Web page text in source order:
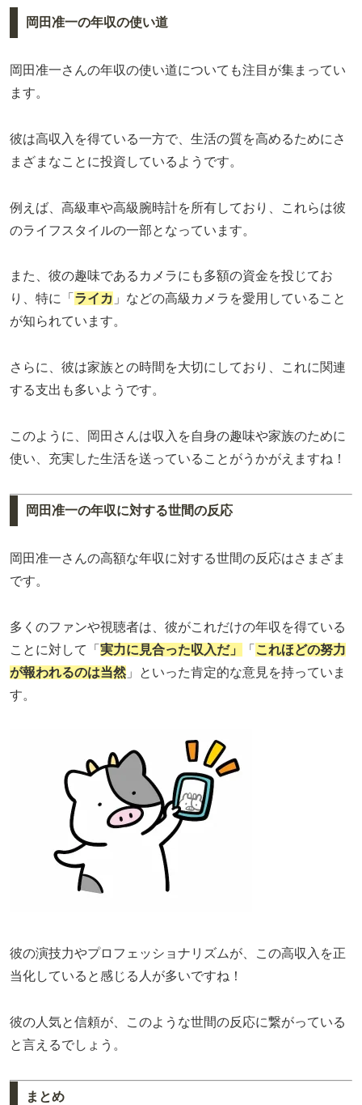
岡田准一の年収の使い道
岡田准一さんの年収の使い道についても注目が集まってい
ます。
彼は高収入を得ている一方で、生活の質を高めるためにさ
まざまなことに投資しているようです。
例えば、高級車や高級腕時計を所有しており、これらは彼
のライフスタイルの一部となっています。
また、彼の趣味であるカメラにも多額の資金を投じてお
り、特に「 ライカ 」などの高級カメラを愛用していること
が知られています。
さらに、彼は家族との時間を大切にしており、これに関連
する支出も多いようです。
このように、岡田さんは収入を自身の趣味や家族のために
使い、充実した生活を送っていることがうかがえますね！
岡田准一の年収に対する世間の反応
岡田准一さんの高額な年収に対する世間の反応はさまざま
です。
多くのファンや視聴者は、彼がこれだけの年収を得ている
ことに対して「 実力に見合った収入だ」 「 これほどの努力
が報われるのは当然 」といった肯定的な意見を持っていま
す。
彼の演技力やプロフェッショナリズムが、この高収入を正
当化していると感じる人が多いですね！
彼の人気と信頼が、このような世間の反応に繋がっている
と言えるでしょう。
まとめ